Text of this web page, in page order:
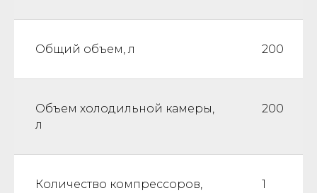
Общий объем, л 200
Объем холодильной камеры,
л
200
Количество компрессоров,
1